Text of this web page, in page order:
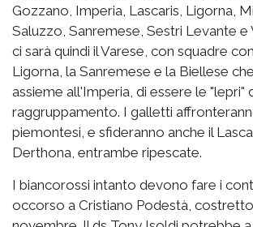
Gozzano, Imperia, Lascaris, Ligorna,
Saluzzo, Sanremese, Sestri Levante e
ci sarà quindi il Varese, con squadre
Ligorna, la Sanremese e la Biellese
assieme all'Imperia, di essere le "lepri"
raggruppamento. I galletti
piemontesi, e sfideranno anche il
Derthona, entrambe ripescate.
I biancorossi intanto devono fare i
occorso a Cristiano Podestà,